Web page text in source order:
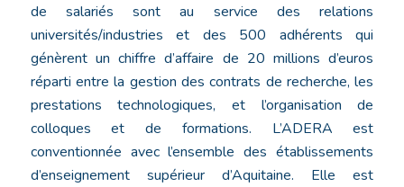
de salariés sont au service des relations
universités/industries et des 500 adhérents qui
génèrent un chiffre d’affaire de 20 millions d’euros
réparti entre la gestion des contrats de recherche, les
prestations technologiques, et l’organisation de
colloques et de formations. L’ADERA est
conventionnée avec l’ensemble des établissements
d’enseignement supérieur d’Aquitaine. Elle est